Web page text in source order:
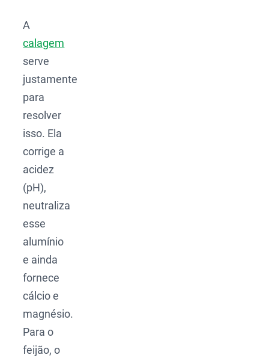
A
calagem
serve
justamente
para
resolver
isso. Ela
corrige a
acidez
(pH),
neutraliza
esse
alumínio
e ainda
fornece
cálcio e
magnésio.
Para o
feijão, o